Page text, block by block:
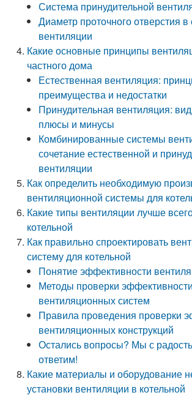
Система принудительной
Диаметр проточного отверстия в
вентиляции
Какие основные принципы
частного дома
Естественная вентиляция:
преимущества и недостатки
Принудительная вентиляция:
плюсы и минусы
Комбинированные системы
сочетание естественной и
вентиляции
Как определить необходимую
вентиляционной системы для
Какие типы вентиляции лучше
котельной
Как правильно спроектировать
систему для котельной
Понятие эффективности
Методы проверки эффективности
вентиляционных систем
Правила проведения проверки
вентиляционных конструкций
Остались вопросы? Мы с
ответим!
Какие материалы и оборудование
установки вентиляции в котельной